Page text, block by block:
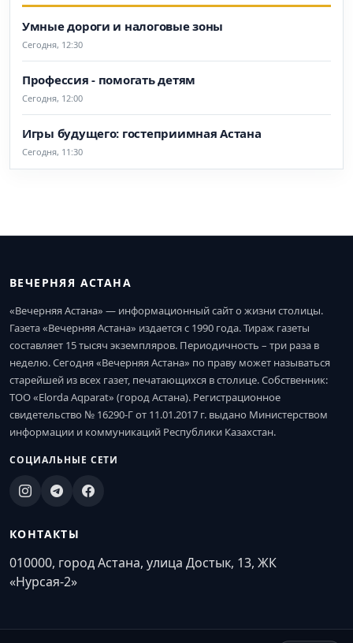
Умные дороги и налоговые зоны
Сегодня, 12:30
Профессия - помогать детям
Сегодня, 12:00
Игры будущего: гостеприимная Астана
Сегодня, 11:30
ВЕЧЕРНЯЯ АСТАНА
«Вечерняя Астана» — информационный сайт о жизни столицы.
Газета «Вечерняя Астана» издается с 1990 года. Тираж газеты
составляет 15 тысяч экземпляров. Периодичность – три раза в
неделю. Сегодня «Вечерняя Астана» по праву может называться
старейшей из всех газет, печатающихся в столице. Собственник:
ТОО «Elorda Aqparat» (город Астана). Регистрационное
свидетельство № 16290-Г от 11.01.2017 г. выдано Министерством
информации и коммуникаций Республики Казахстан.
СОЦИАЛЬНЫЕ СЕТИ
КОНТАКТЫ
010000, город Астана, улица Достык, 13, ЖК
«Нурсая-2»